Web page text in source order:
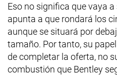
Eso no significa que vaya
apunta a que rondará los
aunque se situará por
tamaño. Por tanto, su
de completar la oferta, no
combustión que Bentley